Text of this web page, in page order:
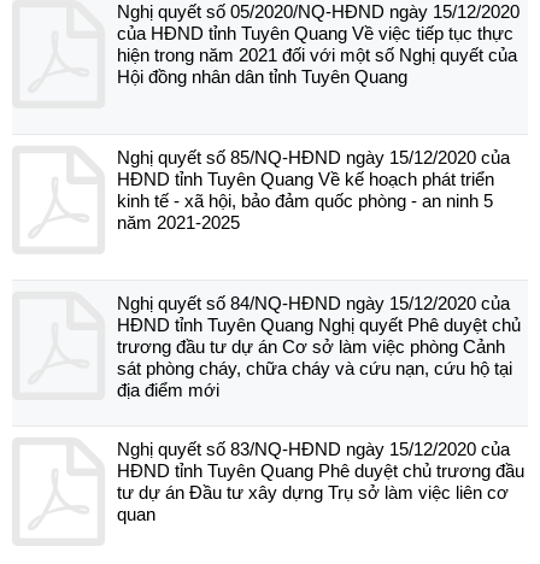
Nghị quyết số 05/2020/NQ-HĐND ngày 15/12/2020
của HĐND tỉnh Tuyên Quang Về việc tiếp tục thực
hiện trong năm 2021 đối với một số Nghị quyết của
Hội đồng nhân dân tỉnh Tuyên Quang
Nghị quyết số 85/NQ-HĐND ngày 15/12/2020 của
HĐND tỉnh Tuyên Quang Về kế hoạch phát triển
kinh tế - xã hội, bảo đảm quốc phòng - an ninh 5
năm 2021-2025
Nghị quyết số 84/NQ-HĐND ngày 15/12/2020 của
HĐND tỉnh Tuyên Quang Nghị quyết Phê duyệt chủ
trương đầu tư dự án Cơ sở làm việc phòng Cảnh
sát phòng cháy, chữa cháy và cứu nạn, cứu hộ tại
địa điểm mới
Nghị quyết số 83/NQ-HĐND ngày 15/12/2020 của
HĐND tỉnh Tuyên Quang Phê duyệt chủ trương đầu
tư dự án Đầu tư xây dựng Trụ sở làm việc liên cơ
quan